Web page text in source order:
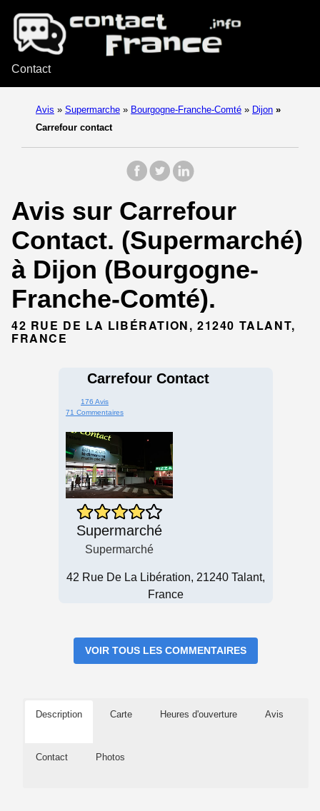
Contact
Avis » Supermarche » Bourgogne-Franche-Comté » Dijon »
Carrefour contact
Avis sur Carrefour
Contact. (Supermarché)
à Dijon (Bourgogne-
Franche-Comté).
42 RUE DE LA LIBÉRATION, 21240 TALANT,
FRANCE
Carrefour Contact
176 Avis
71 Commentaires
Supermarché
Supermarché
42 Rue De La Libération, 21240 Talant,
France
VOIR TOUS LES COMMENTAIRES
Description Carte Heures d'ouverture Avis
Contact Photos